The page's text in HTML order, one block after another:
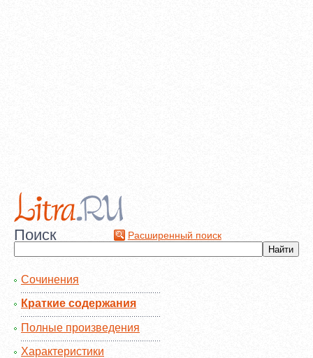
Поиск Расширенный поиск
Сочинения
Краткие содержания
Полные произведения
Характеристики